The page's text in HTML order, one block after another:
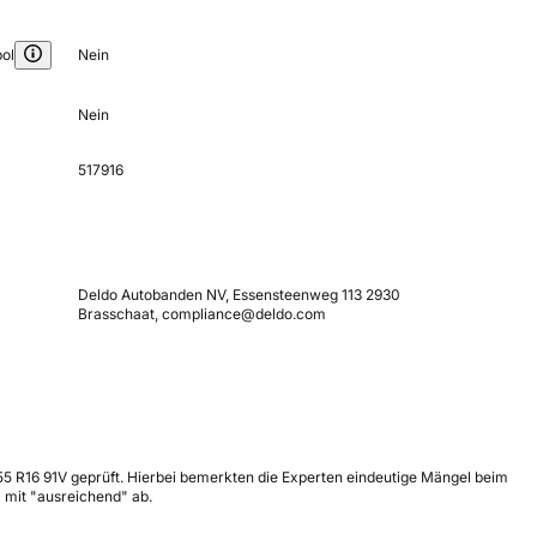
Nein
Nein
517916
Deldo Autobanden NV, Essensteenweg 113 2930
Brasschaat, compliance@deldo.com
91V geprüft. Hierbei bemerkten die Experten eindeutige Mängel beim
mit "ausreichend" ab.